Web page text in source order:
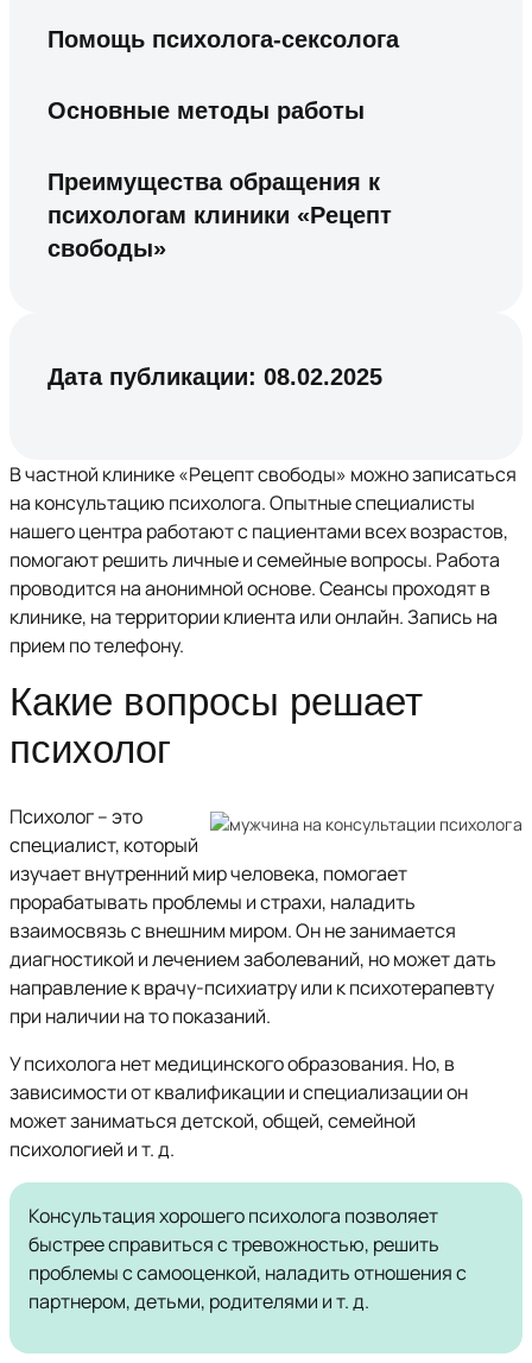
Помощь психолога-сексолога
Основные методы работы
Преимущества обращения к
психологам клиники «Рецепт
свободы»
Дата публикации: 08.02.2025
В частной клинике «Рецепт свободы» можно записаться
на консультацию психолога. Опытные специалисты
нашего центра работают с пациентами всех возрастов,
помогают решить личные и семейные вопросы. Работа
проводится на анонимной основе. Сеансы проходят в
клинике, на территории клиента или онлайн. Запись на
прием по телефону.
Какие вопросы решает
психолог
Психолог – это
специалист, который
изучает внутренний мир человека, помогает
прорабатывать проблемы и страхи, наладить
взаимосвязь с внешним миром. Он не занимается
диагностикой и лечением заболеваний, но может дать
направление к врачу-психиатру или к психотерапевту
при наличии на то показаний.
У психолога нет медицинского образования. Но, в
зависимости от квалификации и специализации он
может заниматься детской, общей, семейной
психологией и т. д.
Консультация хорошего психолога позволяет
быстрее справиться с тревожностью, решить
проблемы с самооценкой, наладить отношения с
партнером, детьми, родителями и т. д.